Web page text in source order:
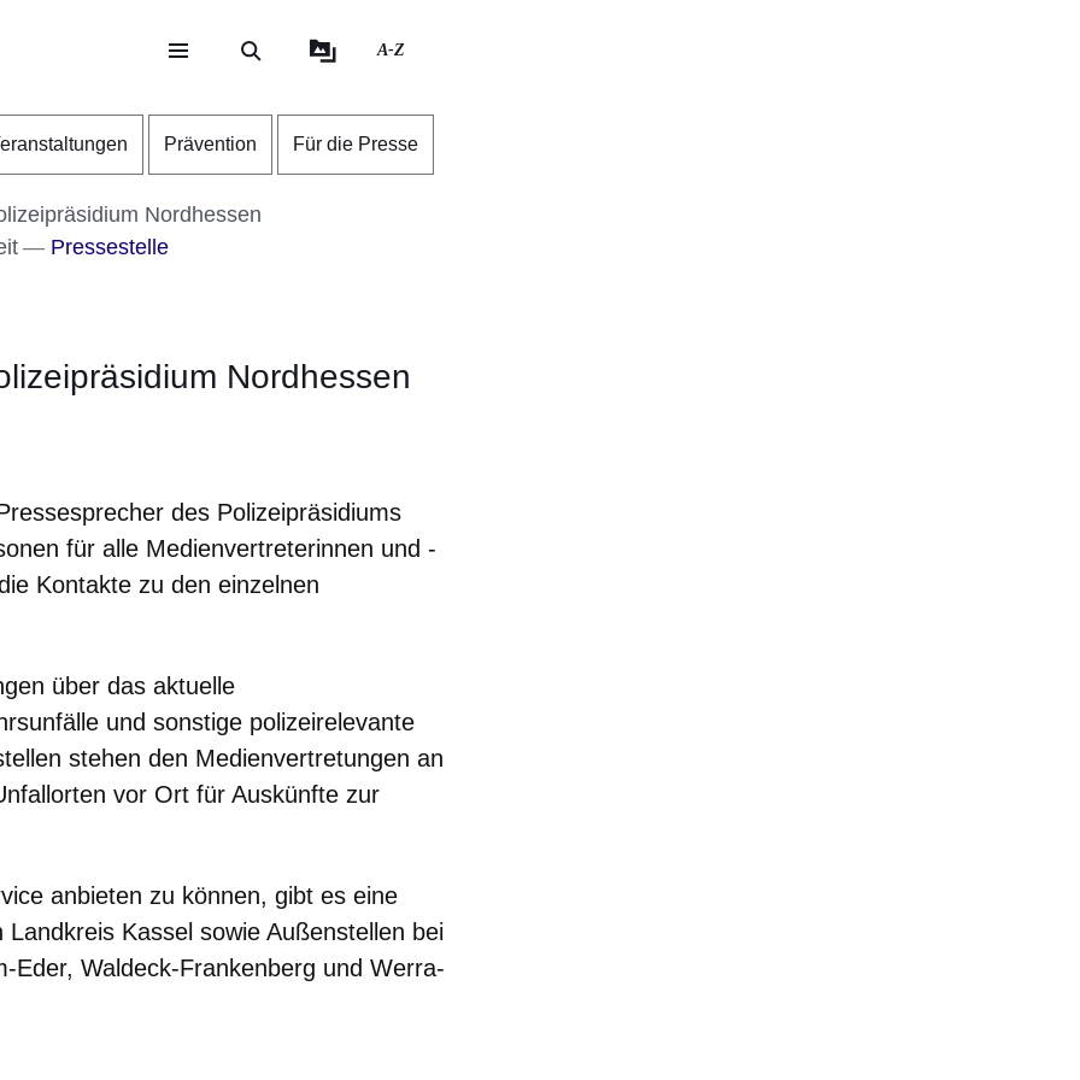
A-Z
Prävention Für die Presse
Nordhessen
Pressestelle
Nordhessen
des Polizeipräsidiums
für alle Medienvertreterinnen und -
Kontakte zu den einzelnen
über das aktuelle
und sonstige polizeirelevante
stehen den Medienvertretungen an
vor Ort für Auskünfte zur
anbieten zu können, gibt es eine
Kassel sowie Außenstellen bei
Eder, Waldeck-Frankenberg und Werra-